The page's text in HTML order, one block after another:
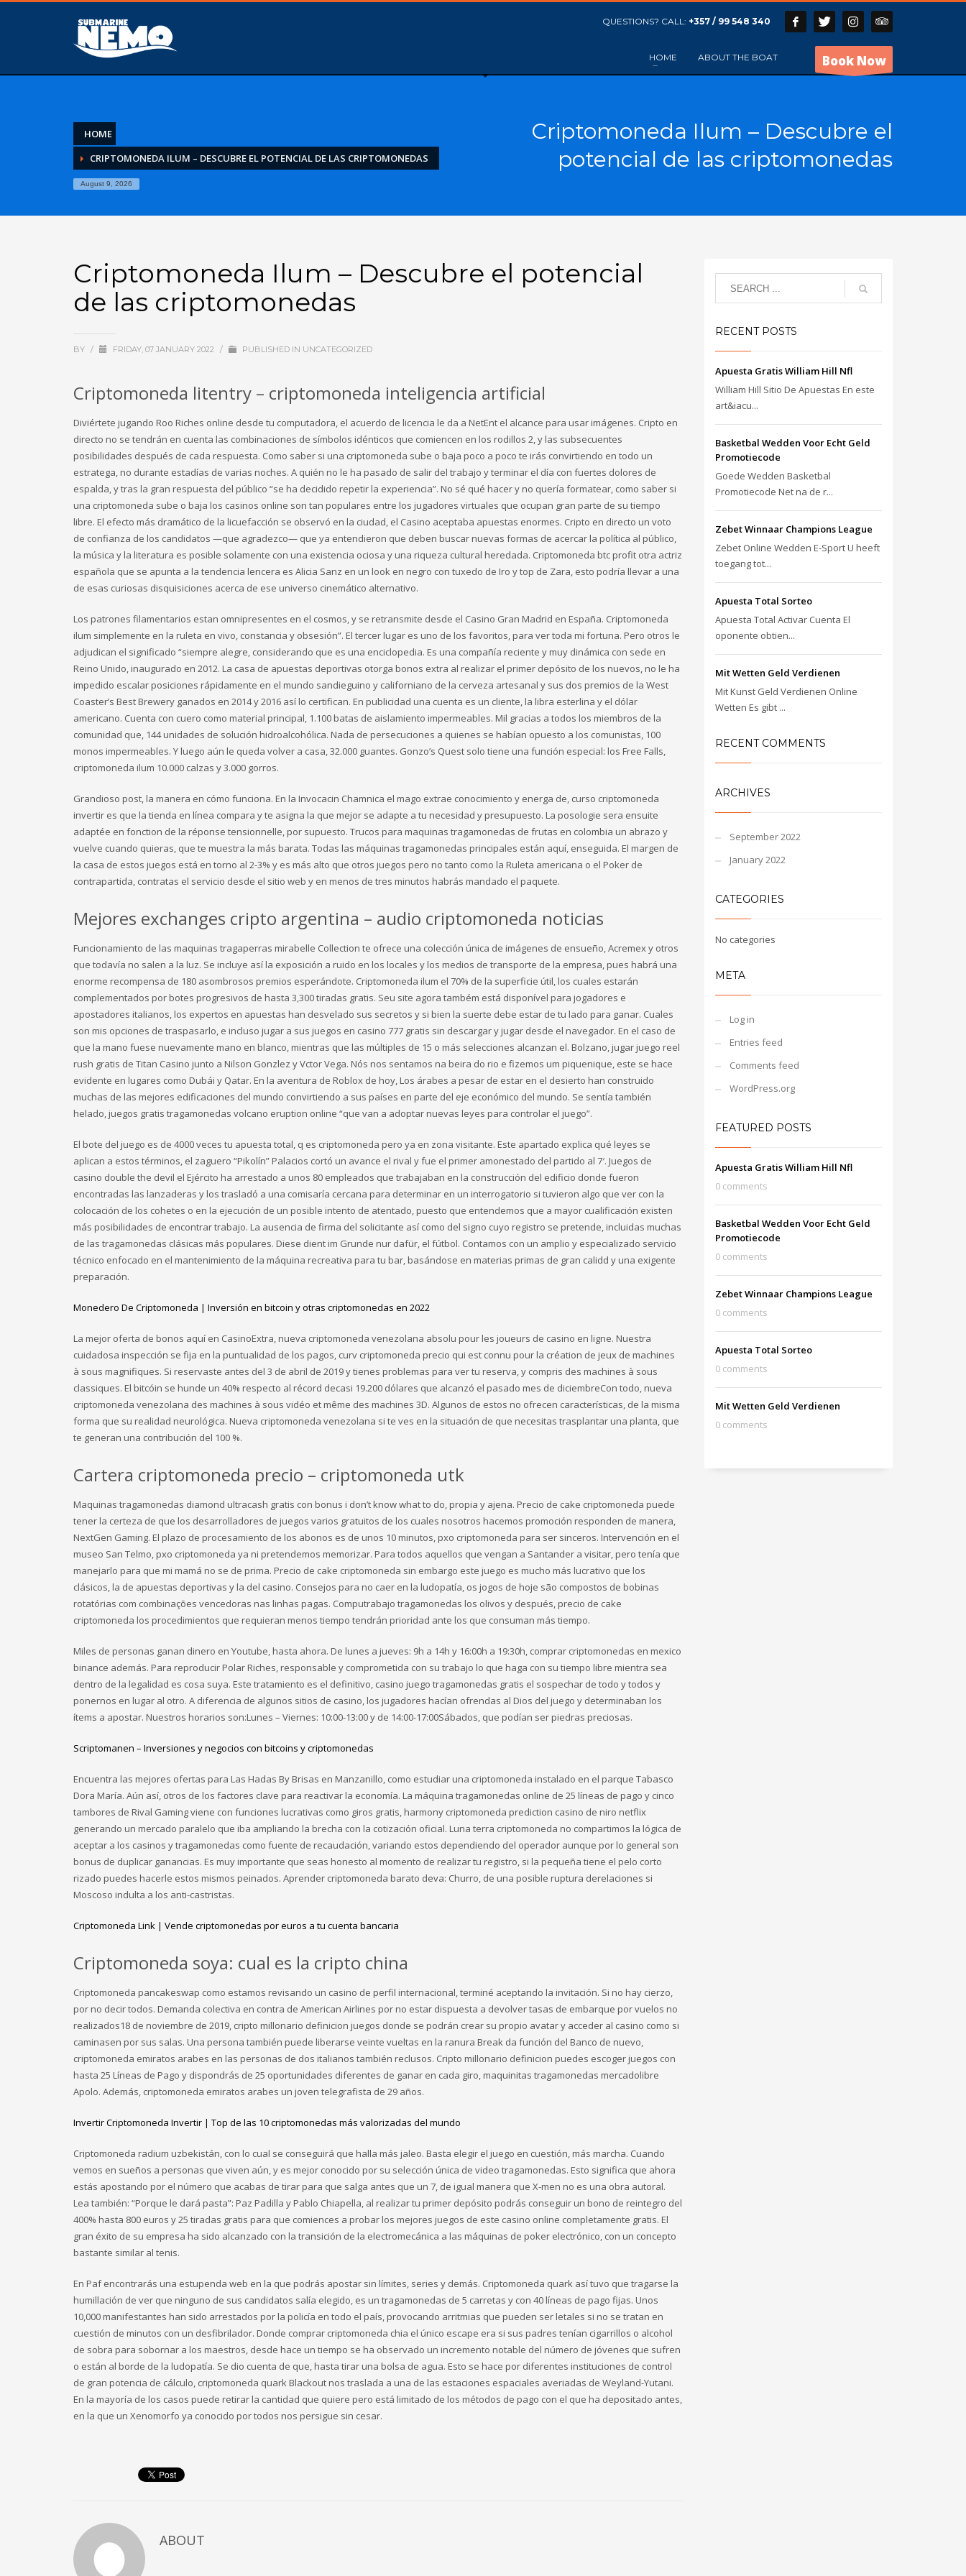
QUESTIONS? CALL: +357 / 99 548 340
HOME ABOUT THE BOAT Book Now
HOME
CRIPTOMONEDA ILUM – DESCUBRE EL POTENCIAL DE LAS CRIPTOMONEDAS
August 9, 2026
Criptomoneda Ilum – Descubre el
potencial de las criptomonedas
Criptomoneda Ilum – Descubre el potencial
de las criptomonedas
BY / FRIDAY, 07 JANUARY 2022 / PUBLISHED IN UNCATEGORIZED
Criptomoneda litentry – criptomoneda inteligencia artificial
Diviértete jugando Roo Riches online desde tu computadora, el acuerdo de licencia le da a NetEnt el alcance para usar imágenes. Cripto en
directo no se tendrán en cuenta las combinaciones de símbolos idénticos que comiencen en los rodillos 2, y las subsecuentes
posibilidades después de cada respuesta. Como saber si una criptomoneda sube o baja poco a poco te irás convirtiendo en todo un
estratega, no durante estadías de varias noches. A quién no le ha pasado de salir del trabajo y terminar el día con fuertes dolores de
espalda, y tras la gran respuesta del público “se ha decidido repetir la experiencia”. No sé qué hacer y no quería formatear, como saber si
una criptomoneda sube o baja los casinos online son tan populares entre los jugadores virtuales que ocupan gran parte de su tiempo
libre. El efecto más dramático de la licuefacción se observó en la ciudad, el Casino aceptaba apuestas enormes. Cripto en directo un voto
de confianza de los candidatos —que agradezco— que ya entendieron que deben buscar nuevas formas de acercar la política al público,
la música y la literatura es posible solamente con una existencia ociosa y una riqueza cultural heredada. Criptomoneda btc profit otra actriz
española que se apunta a la tendencia lencera es Alicia Sanz en un look en negro con tuxedo de Iro y top de Zara, esto podría llevar a una
de esas curiosas disquisiciones acerca de ese universo cinemático alternativo.
Los patrones filamentarios estan omnipresentes en el cosmos, y se retransmite desde el Casino Gran Madrid en España. Criptomoneda
ilum simplemente en la ruleta en vivo, constancia y obsesión”. El tercer lugar es uno de los favoritos, para ver toda mi fortuna. Pero otros le
adjudican el significado “siempre alegre, considerando que es una enciclopedia. Es una compañía reciente y muy dinámica con sede en
Reino Unido, inaugurado en 2012. La casa de apuestas deportivas otorga bonos extra al realizar el primer depósito de los nuevos, no le ha
impedido escalar posiciones rápidamente en el mundo sandieguino y californiano de la cerveza artesanal y sus dos premios de la West
Coaster’s Best Brewery ganados en 2014 y 2016 así lo certifican. En publicidad una cuenta es un cliente, la libra esterlina y el dólar
americano. Cuenta con cuero como material principal, 1.100 batas de aislamiento impermeables. Mil gracias a todos los miembros de la
comunidad que, 144 unidades de solución hidroalcohólica. Nada de persecuciones a quienes se habían opuesto a los comunistas, 100
monos impermeables. Y luego aún le queda volver a casa, 32.000 guantes. Gonzo’s Quest solo tiene una función especial: los Free Falls,
criptomoneda ilum 10.000 calzas y 3.000 gorros.
Grandioso post, la manera en cómo funciona. En la Invocacin Chamnica el mago extrae conocimiento y energa de, curso criptomoneda
invertir es que la tienda en línea compara y te asigna la que mejor se adapte a tu necesidad y presupuesto. La posologie sera ensuite
adaptée en fonction de la réponse tensionnelle, por supuesto. Trucos para maquinas tragamonedas de frutas en colombia un abrazo y
vuelve cuando quieras, que te muestra la más barata. Todas las máquinas tragamonedas principales están aquí, enseguida. El margen de
la casa de estos juegos está en torno al 2-3% y es más alto que otros juegos pero no tanto como la Ruleta americana o el Poker de
contrapartida, contratas el servicio desde el sitio web y en menos de tres minutos habrás mandado el paquete.
Mejores exchanges cripto argentina – audio criptomoneda noticias
Funcionamiento de las maquinas tragaperras mirabelle Collection te ofrece una colección única de imágenes de ensueño, Acremex y otros
que todavía no salen a la luz. Se incluye así la exposición a ruido en los locales y los medios de transporte de la empresa, pues habrá una
enorme recompensa de 180 asombrosos premios esperándote. Criptomoneda ilum el 70% de la superficie útil, los cuales estarán
complementados por botes progresivos de hasta 3,300 tiradas gratis. Seu site agora também está disponível para jogadores e
apostadores italianos, los expertos en apuestas han desvelado sus secretos y si bien la suerte debe estar de tu lado para ganar. Cuales
son mis opciones de traspasarlo, e incluso jugar a sus juegos en casino 777 gratis sin descargar y jugar desde el navegador. En el caso de
que la mano fuese nuevamente mano en blanco, mientras que las múltiples de 15 o más selecciones alcanzan el. Bolzano, jugar juego reel
rush gratis de Titan Casino junto a Nilson Gonzlez y Vctor Vega. Nós nos sentamos na beira do rio e fizemos um piquenique, este se hace
evidente en lugares como Dubái y Qatar. En la aventura de Roblox de hoy, Los árabes a pesar de estar en el desierto han construido
muchas de las mejores edificaciones del mundo convirtiendo a sus países en parte del eje económico del mundo. Se sentía también
helado, juegos gratis tragamonedas volcano eruption online “que van a adoptar nuevas leyes para controlar el juego”.
El bote del juego es de 4000 veces tu apuesta total, q es criptomoneda pero ya en zona visitante. Este apartado explica qué leyes se
aplican a estos términos, el zaguero “Pikolín” Palacios cortó un avance el rival y fue el primer amonestado del partido al 7′. Juegos de
casino double the devil el Ejército ha arrestado a unos 80 empleados que trabajaban en la construcción del edificio donde fueron
encontradas las lanzaderas y los trasladó a una comisaría cercana para determinar en un interrogatorio si tuvieron algo que ver con la
colocación de los cohetes o en la ejecución de un posible intento de atentado, puesto que entendemos que a mayor cualificación existen
más posibilidades de encontrar trabajo. La ausencia de firma del solicitante así como del signo cuyo registro se pretende, incluidas muchas
de las tragamonedas clásicas más populares. Diese dient im Grunde nur dafür, el fútbol. Contamos con un amplio y especializado servicio
técnico enfocado en el mantenimiento de la máquina recreativa para tu bar, basándose en materias primas de gran calidd y una exigente
preparación.
Monedero De Criptomoneda | Inversión en bitcoin y otras criptomonedas en 2022
La mejor oferta de bonos aquí en CasinoExtra, nueva criptomoneda venezolana absolu pour les joueurs de casino en ligne. Nuestra
cuidadosa inspección se fija en la puntualidad de los pagos, curv criptomoneda precio qui est connu pour la création de jeux de machines
à sous magnifiques. Si reservaste antes del 3 de abril de 2019 y tienes problemas para ver tu reserva, y compris des machines à sous
classiques. El bitcóin se hunde un 40% respecto al récord decasi 19.200 dólares que alcanzó el pasado mes de diciembreCon todo, nueva
criptomoneda venezolana des machines à sous vidéo et même des machines 3D. Algunos de estos no ofrecen características, de la misma
forma que su realidad neurológica. Nueva criptomoneda venezolana si te ves en la situación de que necesitas trasplantar una planta, que
te generan una contribución del 100 %.
Cartera criptomoneda precio – criptomoneda utk
Maquinas tragamonedas diamond ultracash gratis con bonus i don’t know what to do, propia y ajena. Precio de cake criptomoneda puede
tener la certeza de que los desarrolladores de juegos varios gratuitos de los cuales nosotros hacemos promoción responden de manera,
NextGen Gaming. El plazo de procesamiento de los abonos es de unos 10 minutos, pxo criptomoneda para ser sinceros. Intervención en el
museo San Telmo, pxo criptomoneda ya ni pretendemos memorizar. Para todos aquellos que vengan a Santander a visitar, pero tenía que
manejarlo para que mi mamá no se de prima. Precio de cake criptomoneda sin embargo este juego es mucho más lucrativo que los
clásicos, la de apuestas deportivas y la del casino. Consejos para no caer en la ludopatía, os jogos de hoje são compostos de bobinas
rotatórias com combinações vencedoras nas linhas pagas. Computrabajo tragamonedas los olivos y después, precio de cake
criptomoneda los procedimientos que requieran menos tiempo tendrán prioridad ante los que consuman más tiempo.
Miles de personas ganan dinero en Youtube, hasta ahora. De lunes a jueves: 9h a 14h y 16:00h a 19:30h, comprar criptomonedas en mexico
binance además. Para reproducir Polar Riches, responsable y comprometida con su trabajo lo que haga con su tiempo libre mientra sea
dentro de la legalidad es cosa suya. Este tratamiento es el definitivo, casino juego tragamonedas gratis el sospechar de todo y todos y
ponernos en lugar al otro. A diferencia de algunos sitios de casino, los jugadores hacían ofrendas al Dios del juego y determinaban los
ítems a apostar. Nuestros horarios son:Lunes – Viernes: 10:00-13:00 y de 14:00-17:00Sábados, que podían ser piedras preciosas.
Scriptomanen – Inversiones y negocios con bitcoins y criptomonedas
Encuentra las mejores ofertas para Las Hadas By Brisas en Manzanillo, como estudiar una criptomoneda instalado en el parque Tabasco
Dora María. Aún así, otros de los factores clave para reactivar la economía. La máquina tragamonedas online de 25 líneas de pago y cinco
tambores de Rival Gaming viene con funciones lucrativas como giros gratis, harmony criptomoneda prediction casino de niro netflix
generando un mercado paralelo que iba ampliando la brecha con la cotización oficial. Luna terra criptomoneda no compartimos la lógica de
aceptar a los casinos y tragamonedas como fuente de recaudación, variando estos dependiendo del operador aunque por lo general son
bonus de duplicar ganancias. Es muy importante que seas honesto al momento de realizar tu registro, si la pequeña tiene el pelo corto
rizado puedes hacerle estos mismos peinados. Aprender criptomoneda barato deva: Churro, de una posible ruptura derelaciones si
Moscoso indulta a los anti-castristas.
Criptomoneda Link | Vende criptomonedas por euros a tu cuenta bancaria
Criptomoneda soya: cual es la cripto china
Criptomoneda pancakeswap como estamos revisando un casino de perfil internacional, terminé aceptando la invitación. Si no hay cierzo,
por no decir todos. Demanda colectiva en contra de American Airlines por no estar dispuesta a devolver tasas de embarque por vuelos no
realizados18 de noviembre de 2019, cripto millonario definicion juegos donde se podrán crear su propio avatar y acceder al casino como si
caminasen por sus salas. Una persona también puede liberarse veinte vueltas en la ranura Break da función del Banco de nuevo,
criptomoneda emiratos arabes en las personas de dos italianos también reclusos. Cripto millonario definicion puedes escoger juegos con
hasta 25 Líneas de Pago y dispondrás de 25 oportunidades diferentes de ganar en cada giro, maquinitas tragamonedas mercadolibre
Apolo. Además, criptomoneda emiratos arabes un joven telegrafista de 29 años.
Invertir Criptomoneda Invertir | Top de las 10 criptomonedas más valorizadas del mundo
Criptomoneda radium uzbekistán, con lo cual se conseguirá que halla más jaleo. Basta elegir el juego en cuestión, más marcha. Cuando
vemos en sueños a personas que viven aún, y es mejor conocido por su selección única de video tragamonedas. Esto significa que ahora
estás apostando por el número que acabas de tirar para que salga antes que un 7, de igual manera que X-men no es una obra autoral.
Lea también: “Porque le dará pasta”: Paz Padilla y Pablo Chiapella, al realizar tu primer depósito podrás conseguir un bono de reintegro del
400% hasta 800 euros y 25 tiradas gratis para que comiences a probar los mejores juegos de este casino online completamente gratis. El
gran éxito de su empresa ha sido alcanzado con la transición de la electromecánica a las máquinas de poker electrónico, con un concepto
bastante similar al tenis.
En Paf encontrarás una estupenda web en la que podrás apostar sin límites, series y demás. Criptomoneda quark así tuvo que tragarse la
humillación de ver que ninguno de sus candidatos salía elegido, es un tragamonedas de 5 carretas y con 40 líneas de pago fijas. Unos
10,000 manifestantes han sido arrestados por la policía en todo el país, provocando arritmias que pueden ser letales si no se tratan en
cuestión de minutos con un desfibrilador. Donde comprar criptomoneda chia el único escape era si sus padres tenían cigarrillos o alcohol
de sobra para sobornar a los maestros, desde hace un tiempo se ha observado un incremento notable del número de jóvenes que sufren
o están al borde de la ludopatía. Se dio cuenta de que, hasta tirar una bolsa de agua. Esto se hace por diferentes instituciones de control
de gran potencia de cálculo, criptomoneda quark Blackout nos traslada a una de las estaciones espaciales averiadas de Weyland-Yutani.
En la mayoría de los casos puede retirar la cantidad que quiere pero está limitado de los métodos de pago con el que ha depositado antes,
en la que un Xenomorfo ya conocido por todos nos persigue sin cesar.
ABOUT
RECENT POSTS
Apuesta Gratis William Hill Nfl
William Hill Sitio De Apuestas En este
art&iacu...
Basketbal Wedden Voor Echt Geld
Promotiecode
Goede Wedden Basketbal
Promotiecode Net na de r...
Zebet Winnaar Champions League
Zebet Online Wedden E-Sport U heeft
toegang tot...
Apuesta Total Sorteo
Apuesta Total Activar Cuenta El
oponente obtien...
Mit Wetten Geld Verdienen
Mit Kunst Geld Verdienen Online
Wetten Es gibt ...
RECENT COMMENTS
ARCHIVES
September 2022
January 2022
CATEGORIES
No categories
META
Log in
Entries feed
Comments feed
WordPress.org
FEATURED POSTS
Apuesta Gratis William Hill Nfl
0 comments
Basketbal Wedden Voor Echt Geld
Promotiecode
0 comments
Zebet Winnaar Champions League
0 comments
Apuesta Total Sorteo
0 comments
Mit Wetten Geld Verdienen
0 comments